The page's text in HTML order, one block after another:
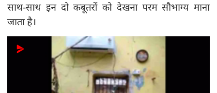
साथ-साथ इन दो कबूतरों को देखना परम सौभाग्य माना
जाता है।